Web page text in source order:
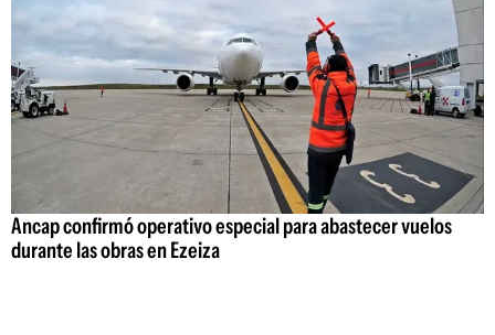
Ancap confirmó operativo especial para abastecer vuelos
durante las obras en Ezeiza